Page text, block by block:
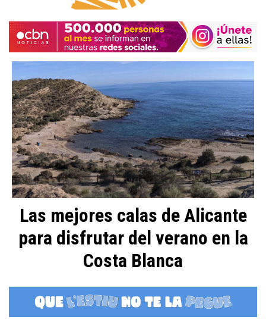
Las mejores calas de Alicante
para disfrutar del verano en la
Costa Blanca